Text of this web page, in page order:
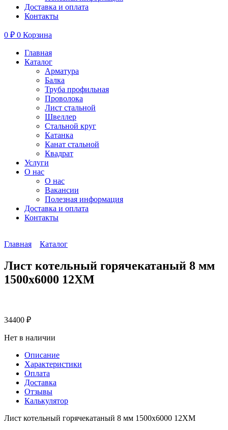
Доставка и оплата
Контакты
0 ₽ 0 Корзина
Главная
Каталог
Арматура
Балка
Труба профильная
Проволока
Лист стальной
Швеллер
Стальной круг
Катанка
Канат стальной
Квадрат
Услуги
О нас
О нас
Вакансии
Полезная информация
Доставка и оплата
Контакты
Главная Каталог
Лист котельный горячекатаный 8 мм
1500х6000 12ХМ
34400 ₽
Нет в наличии
Описание
Характеристики
Оплата
Доставка
Отзывы
Калькулятор
Лист котельный горячекатаный 8 мм 1500х6000 12ХМ